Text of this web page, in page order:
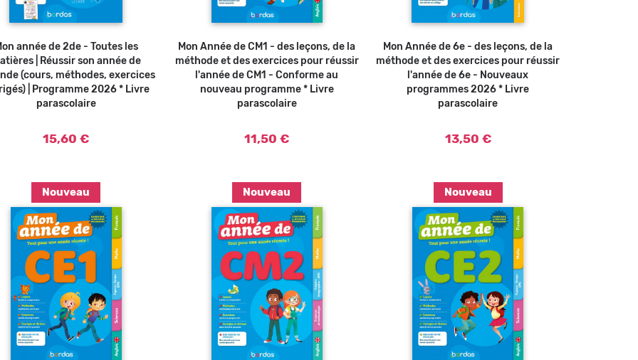
Ajouter au panier
année de 2de - Toutes les
| Réussir son année de
(cours, méthodes, exercices
| Programme 2026 * Livre
parascolaire
15,60 €
Ajouter au panier
Mon Année de CM1 - des leçons, de la
méthode et des exercices pour réussir
l'année de CM1 - Conforme au
nouveau programme * Livre
parascolaire
11,50 €
Ajouter au panier
Mon Année de 6e - des leçons, de la
méthode et des exercices pour réussir
l'année de 6e - Nouveaux
programmes 2026 * Livre
parascolaire
13,50 €
Nouveau Nouveau Nouveau